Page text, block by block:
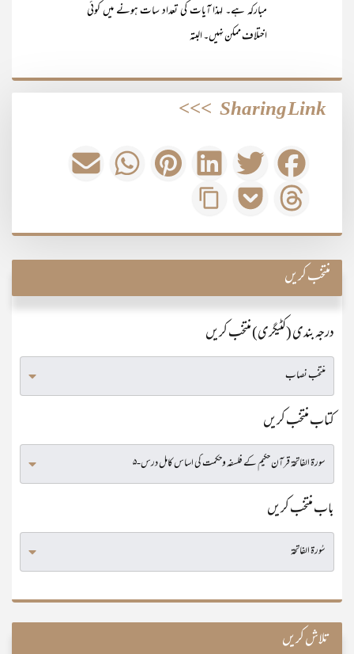
مبارکہ ہے۔ لہذا آیات کی تعداد سات ہونے میں کوئی
اختلاف ممکن نہیں۔ البتہ
Sharing Link
>>>
منتخب کریں
درجہ بندی (کٹیگری) منتخب کریں
کتاب منتخب کریں
باب منتخب کریں
تلاش کریں